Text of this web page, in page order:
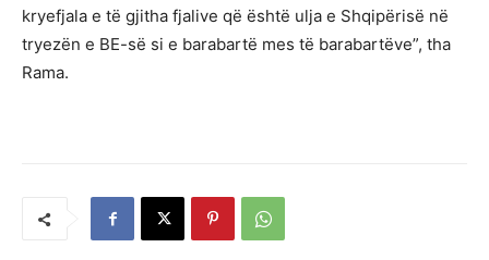
kryefjala e të gjitha fjalive që është ulja e Shqipërisë në
tryezën e BE-së si e barabartë mes të barabartëve”, tha
Rama.